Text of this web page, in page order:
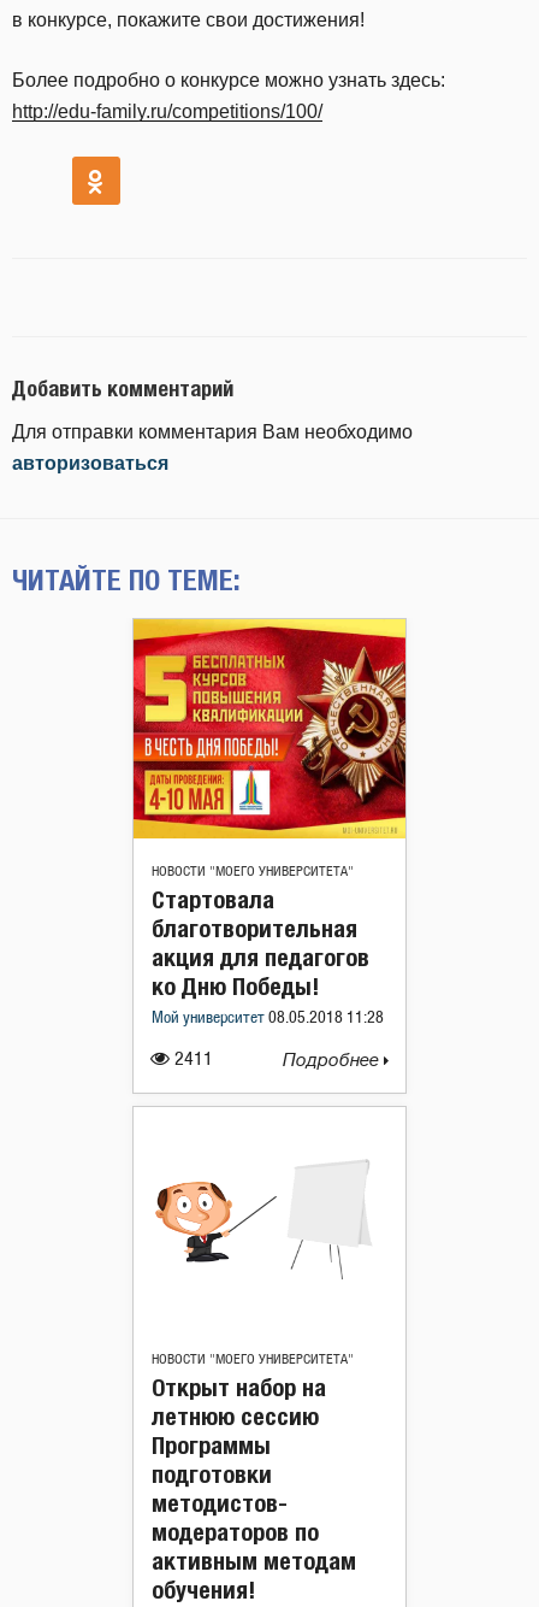
в конкурсе, покажите свои достижения!
Более подробно о конкурсе можно узнать здесь:
http://edu-family.ru/competitions/100/
Добавить комментарий
Для отправки комментария Вам необходимо
авторизоваться
ЧИТАЙТЕ ПО ТЕМЕ:
НОВОСТИ "МОЕГО УНИВЕРСИТЕТА"
2411
Стартовала
благотворительная
акция для педагогов
ко Дню Победы!
Мой университет 08.05.2018 11:28
Подробнее
НОВОСТИ "МОЕГО УНИВЕРСИТЕТА"
Открыт набор на
летнюю сессию
Программы
подготовки
методистов-
модераторов по
активным методам
обучения!